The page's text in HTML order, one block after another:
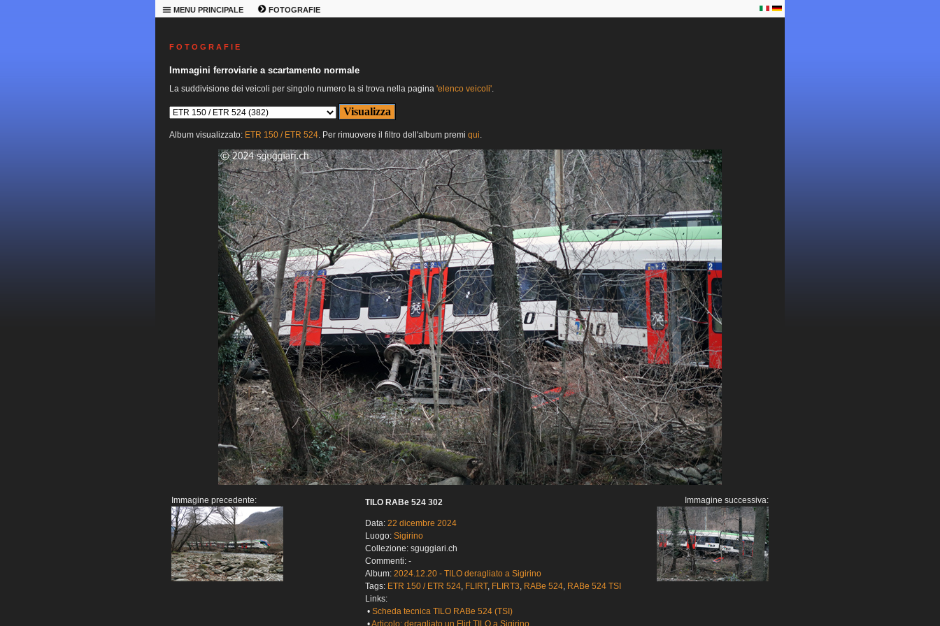
MENU PRINCIPALE FOTOGRAFIE
F O T O G R A F I E
Immagini ferroviarie a scartamento normale
La suddivisione dei veicoli per singolo numero la si trova nella pagina 'elenco veicoli'.
Album visualizzato: ETR 150 / ETR 524. Per rimuovere il filtro dell'album premi qui.
Immagine precedente: TILO RABe 524 302
Data: 22 dicembre 2024
Luogo: Sigirino
Collezione: sguggiari.ch
Commenti: -
Album: 2024.12.20 - TILO deragliato a Sigirino
Tags: ETR 150 / ETR 524, FLIRT, FLIRT3, RABe 524, RABe 524 TSI
Links:
• Scheda tecnica TILO RABe 524 (TSI)
Immagine successiva: